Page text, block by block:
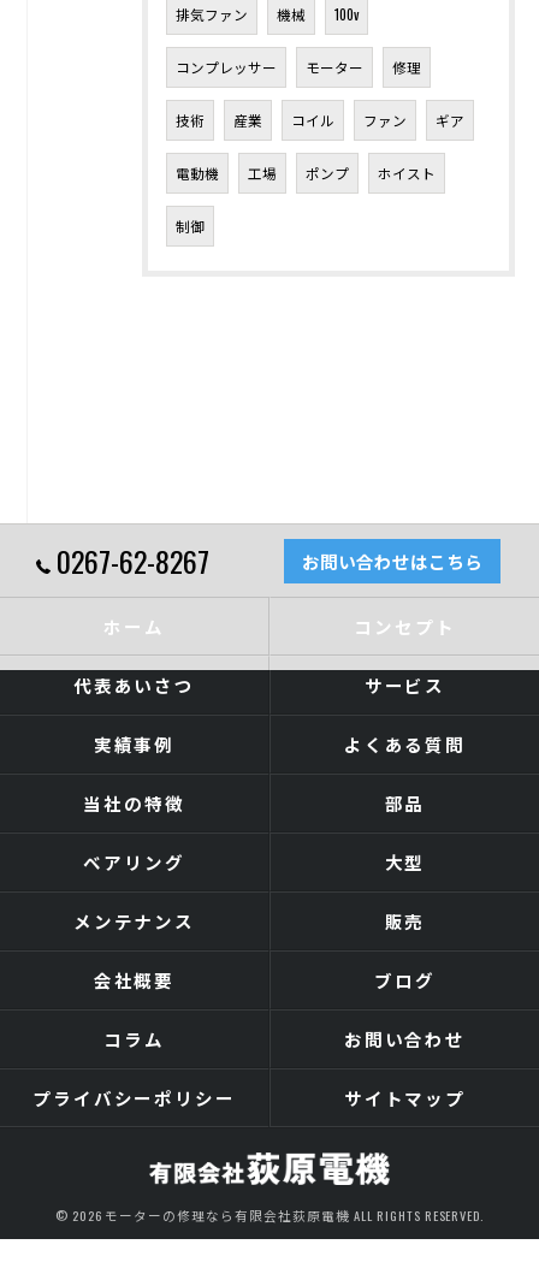
排気ファン 機械 100v
コンプレッサー モーター 修理
技術 産業 コイル ファン ギア
電動機 工場 ポンプ ホイスト
制御
0267-62-8267 お問い合わせはこちら
ホーム コンセプト
代表あいさつ サービス
実績事例 よくある質問
当社の特徴 部品
ベアリング 大型
メンテナンス 販売
会社概要 ブログ
コラム お問い合わせ
プライバシーポリシー サイトマップ
© 2026 モーターの修理なら有限会社荻原電機 ALL RIGHTS RESERVED.